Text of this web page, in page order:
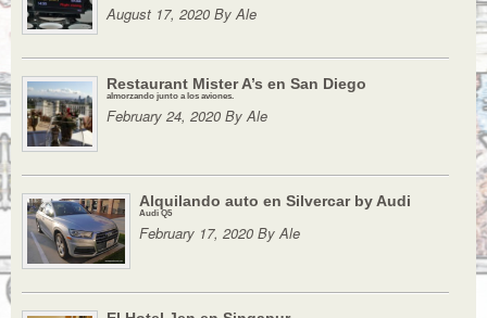
August 17, 2020 By Ale
Restaurant Mister A’s en San Diego
almorzando junto a los aviones.
February 24, 2020 By Ale
Alquilando auto en Silvercar by Audi
Audi Q5
February 17, 2020 By Ale